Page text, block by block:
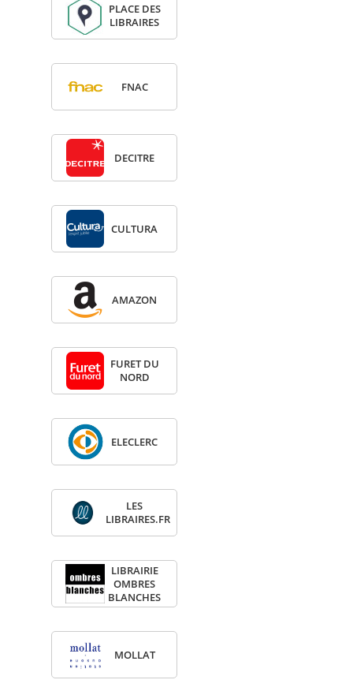
PLACE DES
LIBRAIRES
FNAC
DECITRE
CULTURA
AMA­ZON
FURET DU
NORD
ELE­CLERC
LES
LIBRAIRES.FR
LIBRAI­RIE
OMBRES
BLANCHES
MOL­LAT